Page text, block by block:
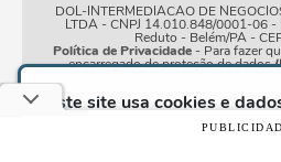
Este site usa cookies e
acordo com os nossos
e, ao
DOL-INTERMEDIACAO DE
LTDA - CNPJ 14.010.848/0001-06 -
Reduto - Belém/PA -
Política de Privacidade- Para fazer
encarregado de proteção de dados
| ©